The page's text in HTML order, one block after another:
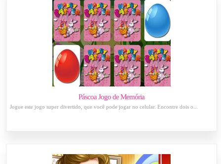
Páscoa Jogo de Memória
Jogue este jogo super divertido, que você pode jogar no celular. Encontre dois o...